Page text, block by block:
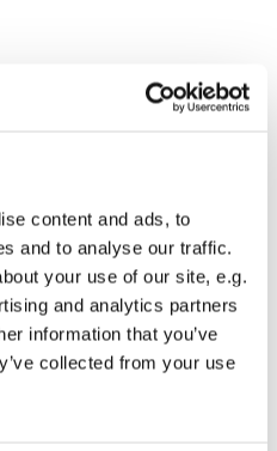
content and ads, to
and to analyse our traffic.
your use of our site, e.g.
and analytics partners
information that you’ve
collected from your use
Sie auch